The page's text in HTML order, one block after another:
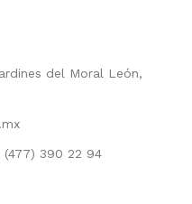
del Moral León,
(477) 390 22 94